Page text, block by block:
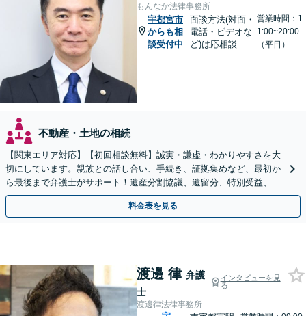
もんなか法律事務所
宇都宮市
からも相
談受付中
面談方法(対面・
電話・ビデオな
ど)は応相談
営業時間：1
1:00~20:00
（平日）
不動産・土地の相続
【関東エリア対応】【初回相談無料】誠実・謙虚・わかりやすさを大
切にしています。親族との話し合い、手続き、証拠集めなど、最初か
ら最後まで弁護士がサポート！遺産分割協議、遺留分、特別受益、使
い込み、相続放棄など、お任せ【弁護士歴15年以上】
料金表を見る
渡邊 律 弁護
士
インタビューを見
る
渡邊律法律事務所